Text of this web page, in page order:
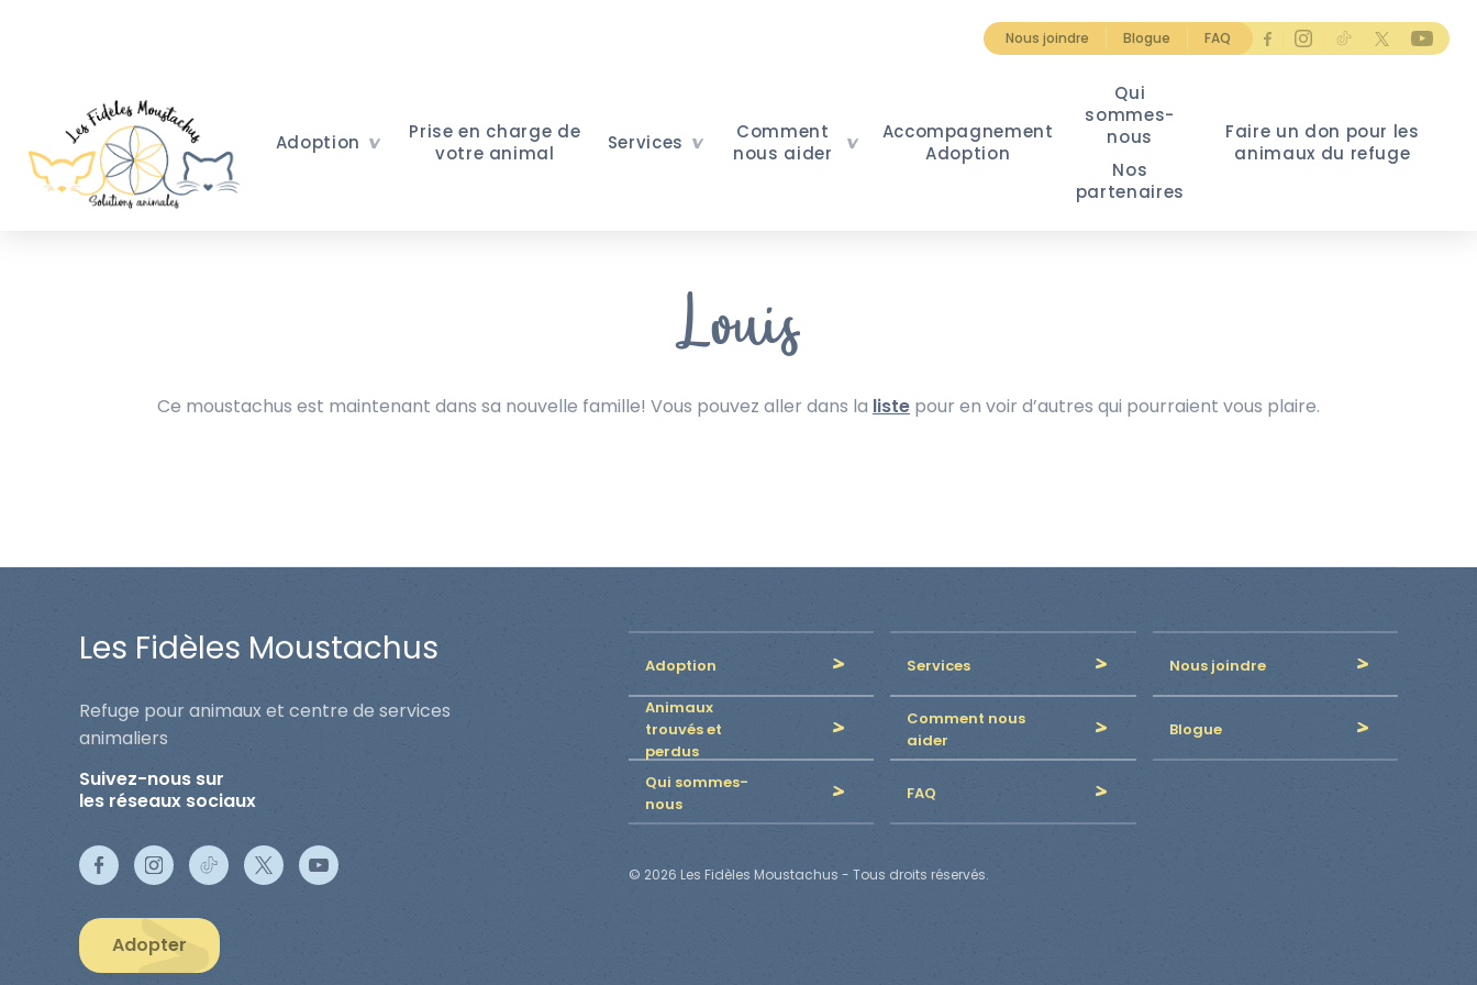
Nous joindre Blogue FAQ
Adoption
Prise en charge de
votre animal
Services
Comment
nous aider
Accompagnement
Adoption
Qui
sommes-
nous
Nos
partenaires
Faire un don pour les
animaux du refuge
Louis
Ce moustachus est maintenant dans sa nouvelle famille! Vous pouvez aller dans la liste pour en voir d’autres qui pourraient vous plaire.
Les Fidèles Moustachus
Refuge pour animaux et centre de services
animaliers
Suivez-nous sur
les réseaux sociaux
Adopter
Adoption Services
Nous joindre
Animaux
trouvés et
perdus
Comment nous
aider
Blogue
Qui sommes-
nous
FAQ
© 2026 Les Fidèles Moustachus - Tous droits réservés.